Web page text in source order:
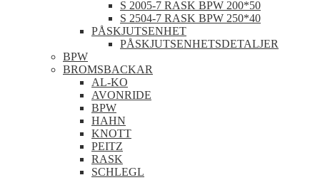
S 2005-7 RASK BPW 200*50
S 2504-7 RASK BPW 250*40
PÅSKJUTSENHET
PÅSKJUTSENHETSDETALJER
BPW
BROMSBACKAR
AL-KO
AVONRIDE
BPW
HAHN
KNOTT
PEITZ
RASK
SCHLEGL